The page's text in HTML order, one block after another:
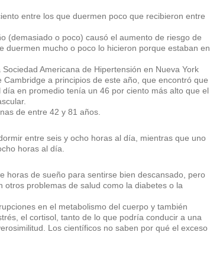
entre los que duermen poco que recibieron entre
(demasiado o poco) causó el aumento de riesgo de
duermen mucho o poco lo hicieron porque estaban en
Americana de Hipertensión en Nueva York
a principios de este año, que encontró que
en promedio tenía un 46 por ciento más alto que el
de entre 42 y 81 años.
entre seis y ocho horas al día, mientras que uno
horas al día.
horas de sueño para sentirse bien descansado, pero
problemas de salud como la diabetes o la
en el metabolismo del cuerpo y también
el cortisol, tanto de lo que podría conducir a una
Los científicos no saben por qué el exceso